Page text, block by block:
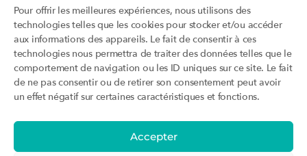
Pour offrir les meilleures expériences, nous utilisons des
technologies telles que les cookies pour stocker et/ou accéder
aux informations des appareils. Le fait de consentir à ces
technologies nous permettra de traiter des données telles que le
comportement de navigation ou les ID uniques sur ce site. Le fait
de ne pas consentir ou de retirer son consentement peut avoir
un effet négatif sur certaines caractéristiques et fonctions.
Accepter
Productions
Productions du Collège
Productions des structures
adhérentes
Labellisation
Addictions et médecine générale
Et si c’était une maladie rare ?
Portails
Annuaire DU/DIU
Archimede.fr
Ebmfrance.net
Toutes les recos
Certificats-absurdes.fr
la contraception dite masculine
Activité « sommeil »
Évènements
CMGF 2025